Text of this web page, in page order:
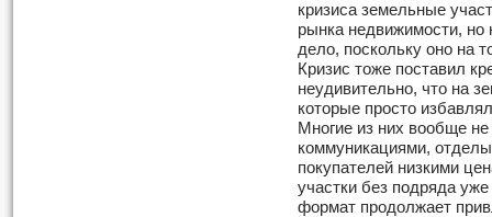
кризиса земельные
рынка недвижимости, но
дело, поскольку оно на
Кризис тоже поставил
неудивительно, что на
которые просто
Многие из них вообще
коммуникациями,
покупателей низкими
участки без подряда
формат продолжает